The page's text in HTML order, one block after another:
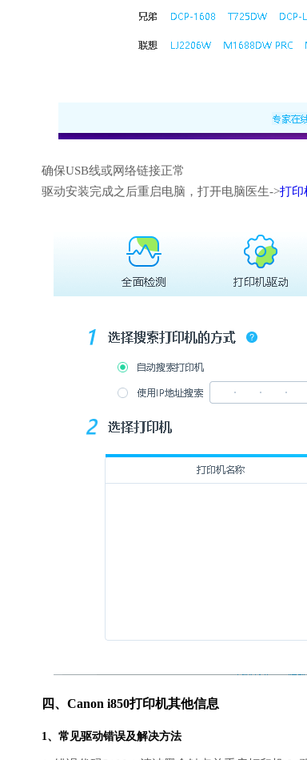
确保USB线或网络链接正常
驱动安装完成之后重启电脑，打开电脑医生->打印
四、Canon i850打印机其他信息
1、常见驱动错误及解决方法